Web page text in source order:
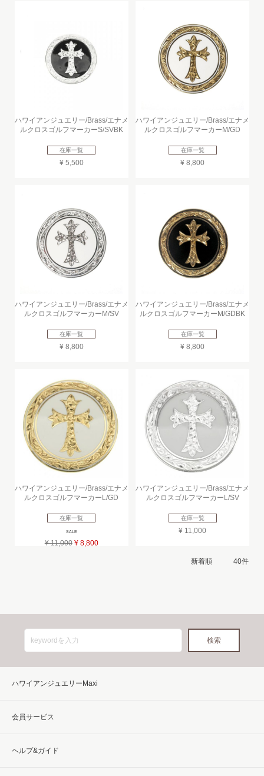
ハワイアンジュエリー/Brass/エナメ
ルクロスゴルフマーカーS/SVBK
在庫一覧
¥ 5,500
ハワイアンジュエリー/Brass/エナメ
ルクロスゴルフマーカーM/GD
在庫一覧
¥ 8,800
ハワイアンジュエリー/Brass/エナメ
ルクロスゴルフマーカーM/SV
在庫一覧
¥ 8,800
ハワイアンジュエリー/Brass/エナメ
ルクロスゴルフマーカーM/GDBK
在庫一覧
¥ 8,800
ハワイアンジュエリー/Brass/エナメ
ルクロスゴルフマーカーL/GD
在庫一覧
SALE
¥ 11,000 ¥ 8,800
ハワイアンジュエリー/Brass/エナメ
ルクロスゴルフマーカーL/SV
在庫一覧
¥ 11,000
ハワイアンジュエリーMaxi
会員サービス
ヘルプ&ガイド